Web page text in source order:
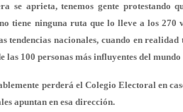
se aprieta, tenemos gente protestando
tiene ninguna ruta que lo lleve a los 270
tendencias nacionales, cuando en
las 100 personas más influyentes del mundo
perderá el Colegio Electoral en
apuntan en esa dirección.